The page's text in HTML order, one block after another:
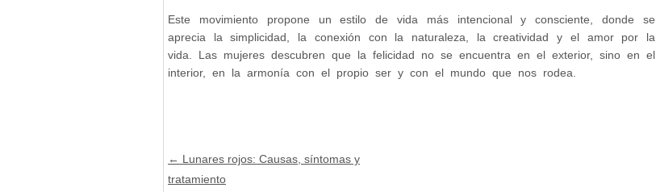
Este movimiento propone un estilo de vida más intencional y consciente, donde se
aprecia la simplicidad, la conexión con la naturaleza, la creatividad y el amor por la
vida. Las mujeres descubren que la felicidad no se encuentra en el exterior, sino en el
interior, en la armonía con el propio ser y con el mundo que nos rodea.
Post navigation
← Lunares rojos: Causas, síntomas y
tratamiento